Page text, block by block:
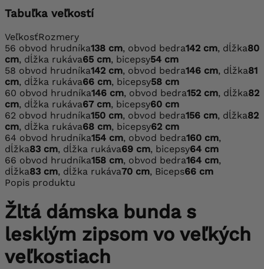
Tabuľka veľkostí
VeľkosťRozmery
56 obvod hrudníka138 cm, obvod bedra142 cm, dĺžka80
cm, dĺžka rukáva65 cm, bicepsy54 cm
58 obvod hrudníka142 cm, obvod bedra146 cm, dĺžka81
cm, dĺžka rukáva66 cm, bicepsy58 cm
60 obvod hrudníka146 cm, obvod bedra152 cm, dĺžka82
cm, dĺžka rukáva67 cm, bicepsy60 cm
62 obvod hrudníka150 cm, obvod bedra156 cm, dĺžka82
cm, dĺžka rukáva68 cm, bicepsy62 cm
64 obvod hrudníka154 cm, obvod bedra160 cm,
dĺžka83 cm, dĺžka rukáva69 cm, bicepsy64 cm
66 obvod hrudníka158 cm, obvod bedra164 cm,
dĺžka83 cm, dĺžka rukáva70 cm, Biceps66 cm
Popis produktu
Žltá dámska bunda s
lesklým zipsom vo veľkých
veľkostiach